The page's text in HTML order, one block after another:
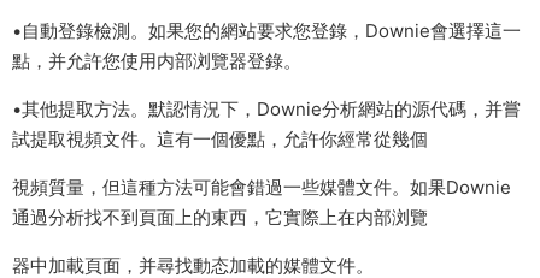
•自動登錄檢測。如果您的網站要求您登錄，Downie會選擇這一
點，并允許您使用内部浏覽器登錄。
•其他提取方法。默認情況下，Downie分析網站的源代碼，并嘗
試提取視頻文件。這有一個優點，允許你經常從幾個
視頻質量，但這種方法可能會錯過一些媒體文件。如果Downie
通過分析找不到頁面上的東西，它實際上在内部浏覽
器中加載頁面，并尋找動态加載的媒體文件。